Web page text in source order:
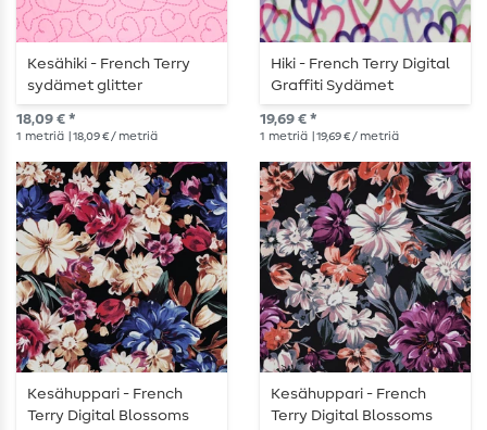
Kesähiki - French Terry
sydämet glitter
vaaleanpunainen
18,09 € *
1 metriä | 18,09 € / metriä
Hiki - French Terry Digital
Graffiti Sydämet
Angerauta
19,69 € *
1 metriä | 19,69 € / metriä
Kesähuppari - French
Terry Digital Blossoms
Kesähuppari - French
Terry Digital Blossoms